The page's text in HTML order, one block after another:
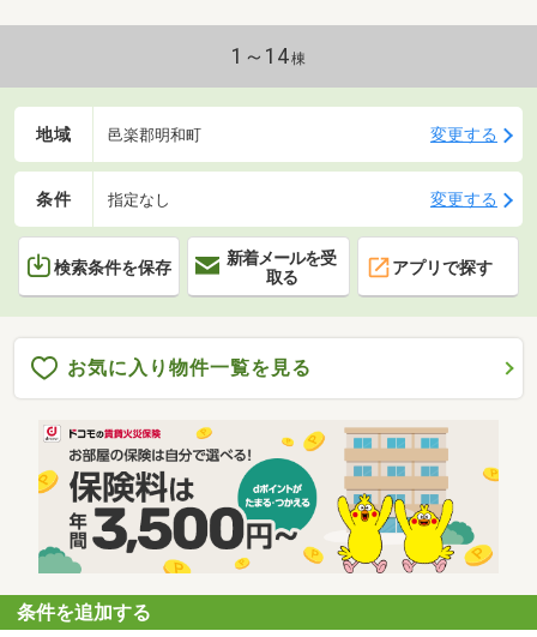
1～14棟
地域 邑楽郡明和町 変更する
条件 指定なし 変更する
検索条件を保存
新着メールを受
取る
アプリで探す
お気に入り物件一覧を見る
条件を追加する